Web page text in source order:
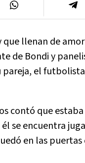
que llenan de
de Bondi y
pareja, el
contó que
se encuentra
en las puertas